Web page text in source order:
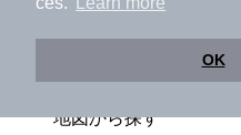
OK
地図から探す